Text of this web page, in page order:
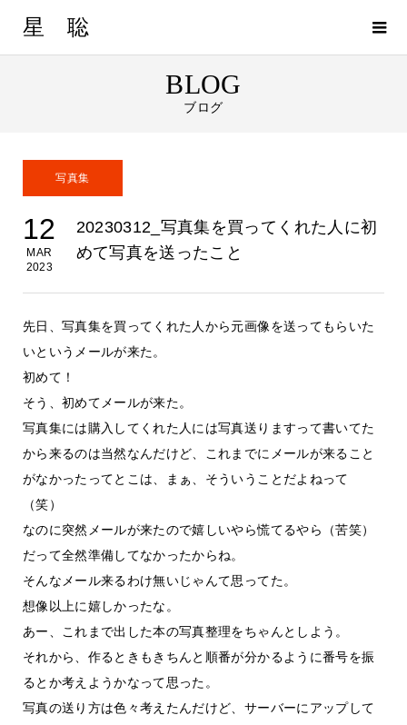
星 聡
BLOG
ブログ
写真集
12
MAR
2023
20230312_写真集を買ってくれた人に初
めて写真を送ったこと
先日、写真集を買ってくれた人から元画像を送ってもらいた
いというメールが来た。
初めて！
そう、初めてメールが来た。
写真集には購入してくれた人には写真送りますって書いてた
から来るのは当然なんだけど、これまでにメールが来ること
がなかったってとこは、まぁ、そういうことだよねって
（笑）
なのに突然メールが来たので嬉しいやら慌てるやら（苦笑）
だって全然準備してなかったからね。
そんなメール来るわけ無いじゃんて思ってた。
想像以上に嬉しかったな。
あー、これまで出した本の写真整理をちゃんとしよう。
それから、作るときもきちんと順番が分かるように番号を振
るとか考えようかなって思った。
写真の送り方は色々考えたんだけど、サーバーにアップして